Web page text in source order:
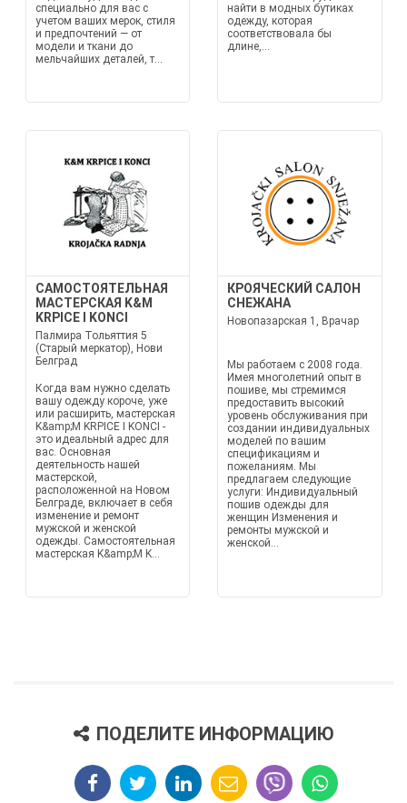
специально для вас с
учетом ваших мерок, стиля
и предпочтений — от
модели и ткани до
мельчайших деталей, т...
найти в модных бутиках
одежду, которая
соответствовала бы
длине,...
САМОСТОЯТЕЛЬНАЯ
МАСТЕРСКАЯ K&M
KRPICE I KONCI
Палмира Тольяттия 5
(Старый меркатор), Нови
Белград
Когда вам нужно сделать
вашу одежду короче, уже
или расширить, мастерская
K&amp;M KRPICE I KONCI -
это идеальный адрес для
вас. Основная
деятельность нашей
мастерской,
расположенной на Новом
Белграде, включает в себя
изменение и ремонт
мужской и женской
одежды. Самостоятельная
мастерская K&amp;M K...
КРОЯЧЕСКИЙ САЛОН
СНЕЖАНА
Новопазарская 1, Врачар
Мы работаем с 2008 года.
Имея многолетний опыт в
пошиве, мы стремимся
предоставить высокий
уровень обслуживания при
создании индивидуальных
моделей по вашим
спецификациям и
пожеланиям. Мы
предлагаем следующие
услуги: Индивидуальный
пошив одежды для
женщин Изменения и
ремонты мужской и
женской...
ПОДЕЛИТЕ ИНФОРМАЦИЮ